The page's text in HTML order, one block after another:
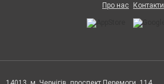
Про нас Контакти